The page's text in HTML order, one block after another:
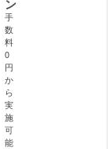
ン
手
数
料
0
円
か
ら
実
施
可
能